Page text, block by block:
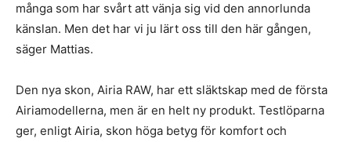
många som har svårt att vänja sig vid den annorlunda
känslan. Men det har vi ju lärt oss till den här gången,
säger Mattias.
Den nya skon, Airia RAW, har ett släktskap med de första
Airiamodellerna, men är en helt ny produkt. Testlöparna
ger, enligt Airia, skon höga betyg för komfort och